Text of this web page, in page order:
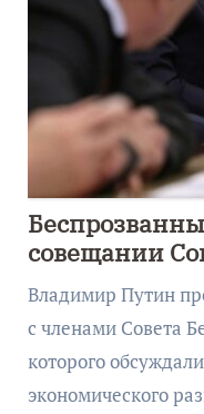
совещании
руководством
Владимир Путин
с членами Совета
которого
экономического